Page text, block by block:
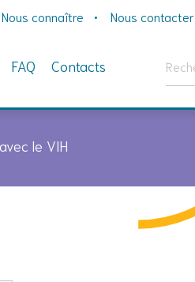
Nous connaître Nous contacter
FAQ Contacts
le VIH